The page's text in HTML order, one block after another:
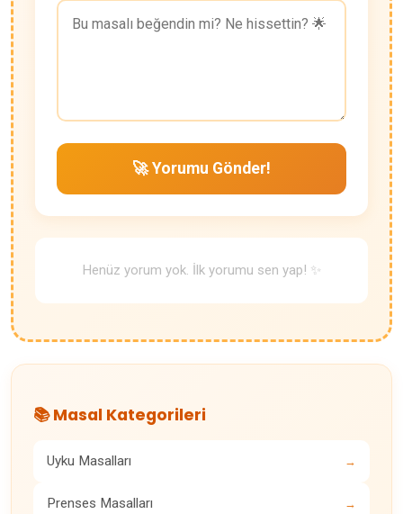
🚀 Yorumu Gönder!
Henüz yorum yok. İlk yorumu sen yap! ✨
📚 Masal Kategorileri
Uyku Masalları →
Prenses Masalları →